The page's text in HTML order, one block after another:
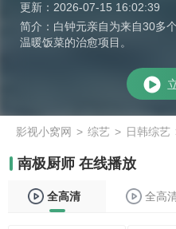
更新： 2026-07-15 16:02:39
简介： 白钟元亲自为来自30多
温暖饭菜的治愈项目。
影视小窝网 > 综艺 > 日韩综艺
南极厨师 在线播放
全高清 全高